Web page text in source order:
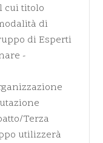
cui titolo
di
di Esperti
-
Terza
utilizzerà